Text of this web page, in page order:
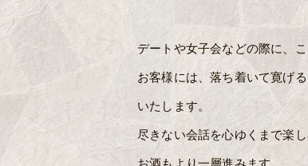
デートや女子会などの際に、
お客様には、落ち着いて寛げ
いたします。
尽きない会話を心ゆくまで楽
お酒もより一層進みます。